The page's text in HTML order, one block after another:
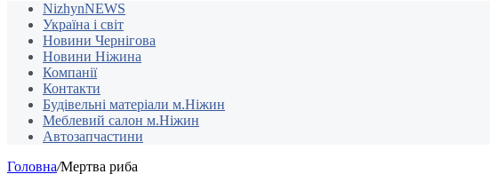
NizhynNEWS
Україна і світ
Новини Чернігова
Новини Ніжина
Компанії
Контакти
Будівельні матеріали м.Ніжин
Меблевий салон м.Ніжин
Автозапчастини
Головна/Мертва риба